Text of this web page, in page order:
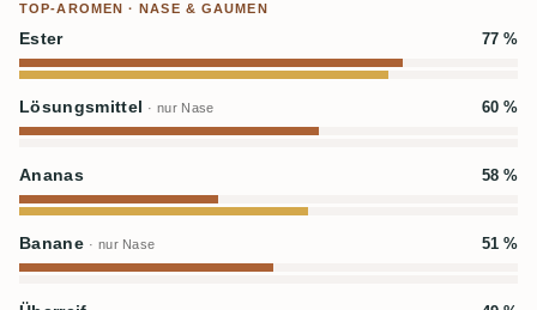
TOP-AROMEN · NASE & GAUMEN
Ester 77 %
Lösungsmittel · nur Nase 60 %
Ananas 58 %
Banane · nur Nase 51 %